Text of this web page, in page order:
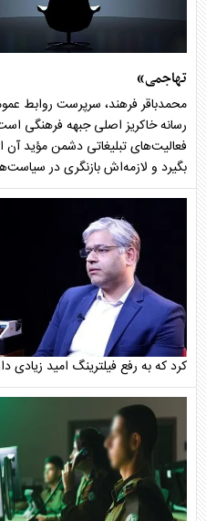
تهاجمی»
محمدباقر فرهند، سرپرست روابط
رسانه خاکریز اصلی جبهه فرهنگی
فعالیت‌های تبلیغاتی دشمن مؤید
بگیرد و لازمه‌اش بازنگری در
کرد که به رفع فیلترینگ امید زیادی